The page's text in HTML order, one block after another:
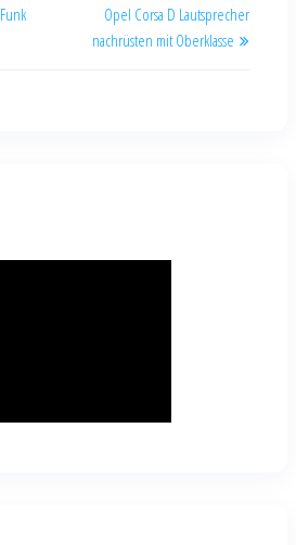
Opel Corsa D Lautsprecher
nachrüsten mit Oberklasse